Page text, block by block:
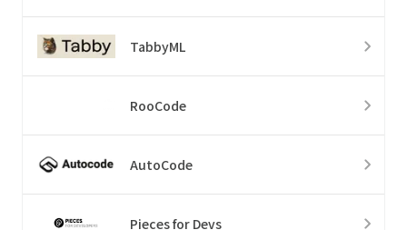
TabbyML
RooCode
AutoCode
Pieces for Devs